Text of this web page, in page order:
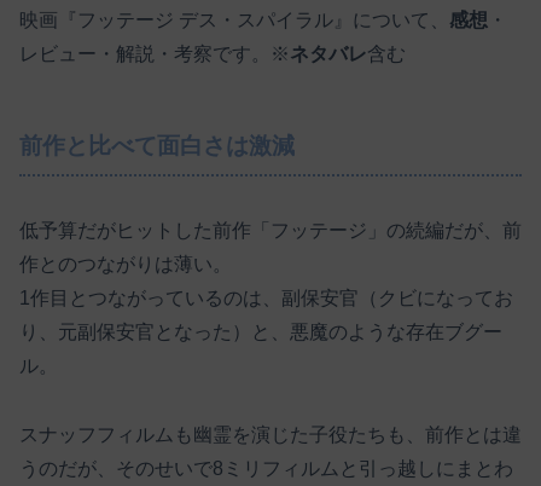
映画『フッテージ デス・スパイラル』について、 感想 ・
レビュー・解説・考察です。※ネタバレ含む
前作と比べて面白さは激減
低予算だがヒットした前作「フッテージ」の続編だが、前
作とのつながりは薄い。
1作目とつながっているのは、副保安官（クビになってお
り、元副保安官となった）と、悪魔のような存在ブグー
ル。
スナッフフィルムも幽霊を演じた子役たちも、前作とは違
うのだが、そのせいで8ミリフィルムと引っ越しにまとわ